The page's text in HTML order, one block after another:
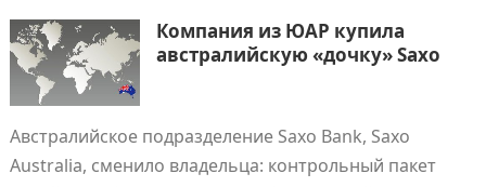
Компания из ЮАР купила
австралийскую «дочку» Saxo
Австралийское подразделение Saxo Bank, Saxo
Australia, сменило владельца: контрольный пакет